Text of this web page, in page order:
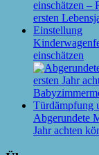
einschätzen
Abgerundete
Jahr achten